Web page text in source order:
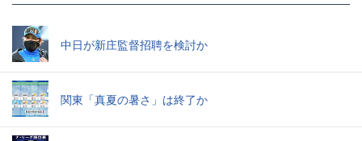
中日が新庄監督招聘を検討か
関東「真夏の暑さ」は終了か